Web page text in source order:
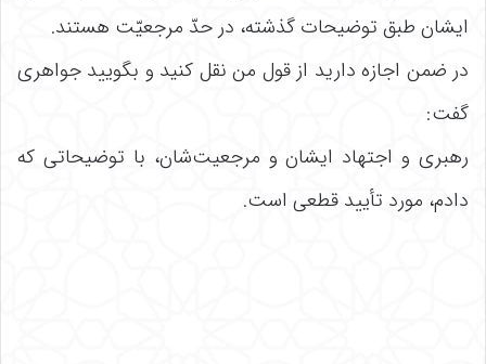
ایشان طبق توضیحات گذشته، در حدّ مرجعیّت هستند.
در ضمن اجازه دارید از قول من نقل کنید و بگویید جواهری
گفت:
رهبری و اجتهاد ایشان و مرجعیت‌شان، با توضیحاتی که
دادم، مورد تأیید قطعی است.